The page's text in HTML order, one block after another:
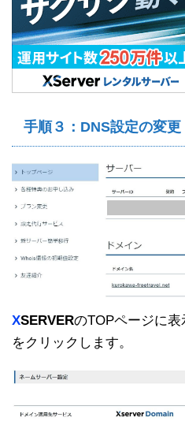
手順３：DNS設定の変更
XSERVERのTOPページに表
をクリックします。